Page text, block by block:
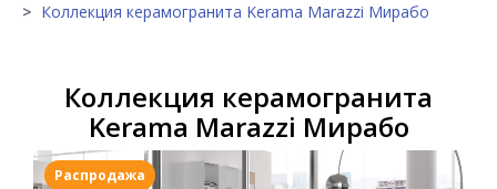
Коллекция керамогранита Kerama Marazzi Мирабо
Коллекция керамогранита
Kerama Marazzi Мирабо
Распродажа